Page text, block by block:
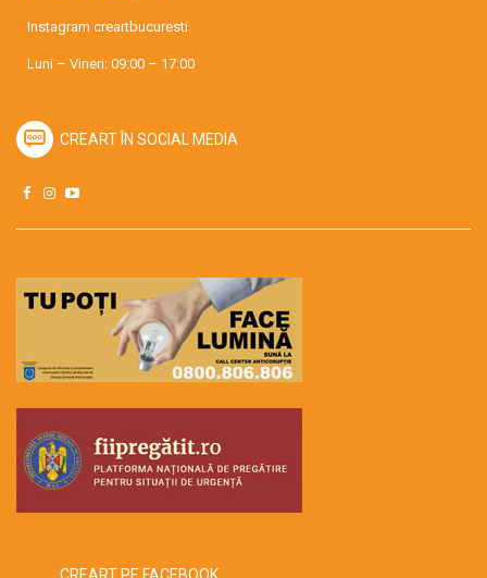
Instagram creartbucuresti
Luni – Vineri: 09:00 – 17:00
CREART ÎN SOCIAL MEDIA